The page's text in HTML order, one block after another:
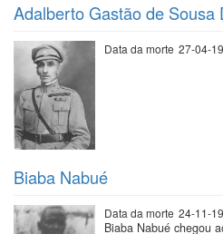
Adalberto Gastão de Sousa
Data da morte 27-04-
Biaba Nabué
Data da morte 24-11-
Biaba Nabué chegou